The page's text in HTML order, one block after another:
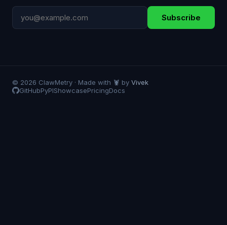
Subscribe
© 2026 ClawMetry · Made with 🦞 by Vivek
GitHubPyPIShowcasePricingDocs